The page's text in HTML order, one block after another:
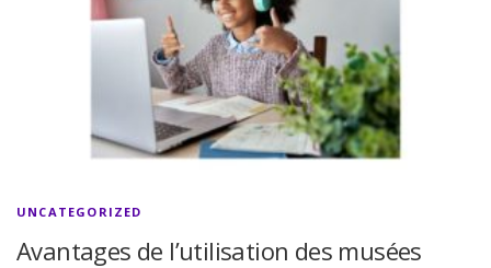
UNCATEGORIZED
Avantages de l’utilisation des musées